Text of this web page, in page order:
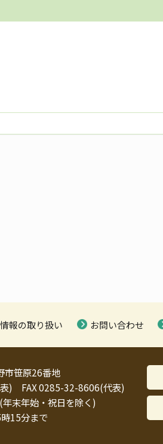
報の取り扱い お問い合わせ
市笹原26番地
) FAX 0285-32-8606(代表)
末年始・祝日を除く)
15分まで